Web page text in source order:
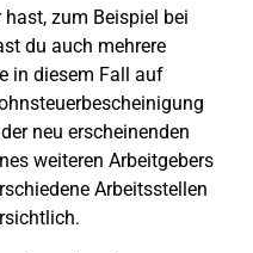
zum Beispiel bei
du auch mehrere
in diesem Fall auf
neu erscheinenden
weiteren Arbeitgebers
Arbeitsstellen